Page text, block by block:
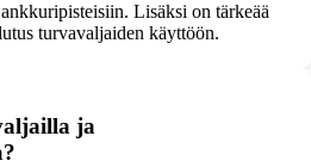
Lisäksi on tärkeää
turvavaljaiden käyttöön.
ja